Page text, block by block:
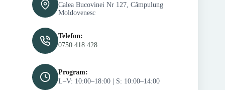
Calea Bucovinei Nr 127, Câmpulung
Moldovenesc
Telefon:
0750 418 428
Program:
L–V: 10:00–18:00 | S: 10:00–14:00